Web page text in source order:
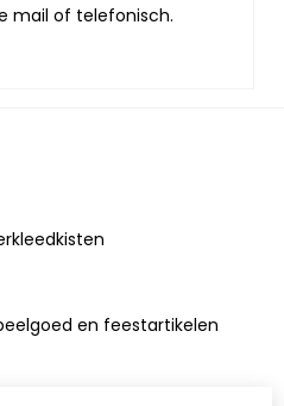
mail of telefonisch.
en feestartikelen